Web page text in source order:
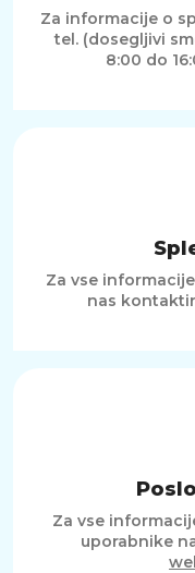
Za informacije o
tel. (dosegljivi
8:00 do
Za vse
nas
Za vse
uporabnike